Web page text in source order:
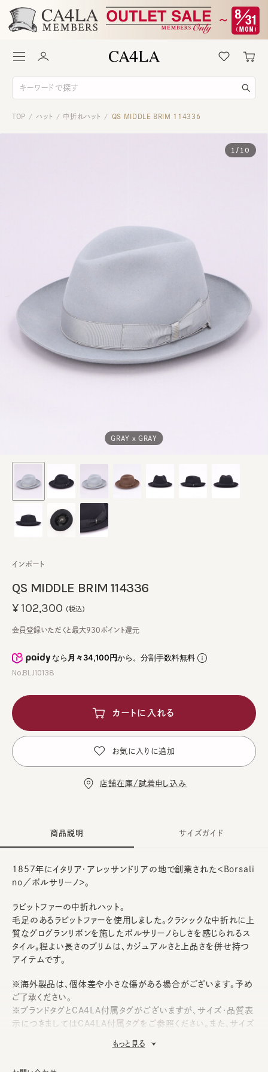
TOP / ハット / 中折れハット / QS MIDDLE BRIM 114336
GRAY x GRAY
1 / 10
QS MIDDLE BRIM 114336
インポート
なら月々34,100円から。分割手数料無料
No.BLJ10138
¥102,300 (税込)
会員登録いただくと最大930ポイント還元
カートに入れる
お気に入りに追加
店舗在庫/試着申し込み
商品説明
1857年にイタリア・アレッサンドリアの地で創業された＜Borsali
no／ボルサリーノ＞。
ラビットファーの中折れハット。
毛足のあるラビットファーを使用しました。クラシックな中折れに上
質なグログランリボンを施したボルサリーノらしさを感じられるス
タイル。程よい長さのブリムは、カジュアルさと上品さを併せ持つ
アイテムです。
※海外製品は、個体差や小さな傷がある場合がございます。予め
ご了承ください。
※ブランドタグとCA4LA付属タグがございますが、サイズ・品質表
示につきましてはCA4LA付属タグをご参照ください。また、サイズ
もっと見る
サイズガイド